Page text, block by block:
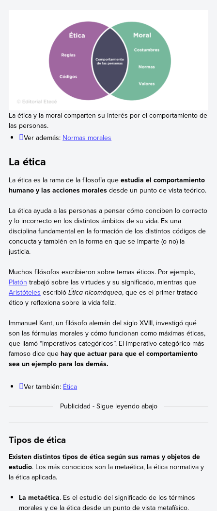
La ética y la moral comparten su interés por el comportamiento de
las personas.
Ver además: Normas morales
La ética
La ética es la rama de la filosofía que estudia el comportamiento
humano y las acciones morales desde un punto de vista teórico.
La ética ayuda a las personas a pensar cómo conciben lo correcto
y lo incorrecto en los distintos ámbitos de su vida. Es una
disciplina fundamental en la formación de los distintos códigos de
conducta y también en la forma en que se imparte (o no) la
justicia.
Muchos filósofos escribieron sobre temas éticos. Por ejemplo,
Platón trabajó sobre las virtudes y su significado, mientras que
Aristóteles escribió Ética nicomáquea, que es el primer tratado
ético y reflexiona sobre la vida feliz.
Immanuel Kant, un filósofo alemán del siglo XVIII, investigó qué
son las fórmulas morales y cómo funcionan como máximas éticas,
que llamó “imperativos categóricos”. El imperativo categórico más
famoso dice que hay que actuar para que el comportamiento
sea un ejemplo para los demás.
Ver también: Ética
Tipos de ética
Existen distintos tipos de ética según sus ramas y objetos de
estudio. Los más conocidos son la metaética, la ética normativa y
la ética aplicada.
La metaética. Es el estudio del significado de los términos
morales y de la ética desde un punto de vista metafísico.